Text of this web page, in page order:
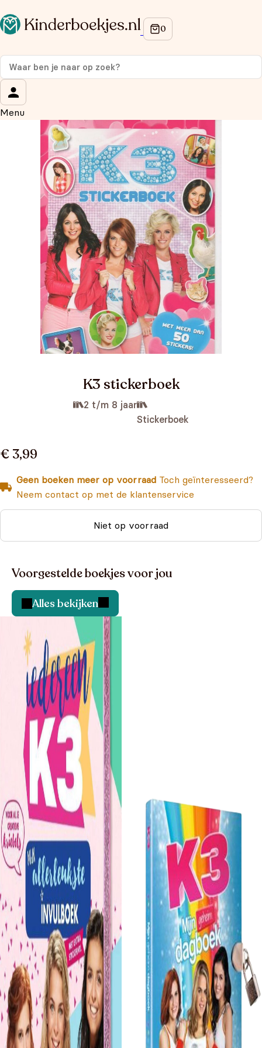
Menu
K3 stickerboek
2 t/m 8 jaar
Stickerboek
€ 3,99
Geen boeken meer op voorraad Toch geïnteresseerd?
Neem contact op met de klantenservice
Niet op voorraad
Voorgestelde boekjes voor jou
Alles bekijken
Op de hoogte blijven van onze acties?
Meld je aan voor onze nieuwsbrief en ontvang
je eerste aankoop!
Wat is je voornaam?
Wat is je e-mailadres?*
Aanmelden
We gebruiken je gegevens om contact op te nemen, in
overeenstemming met ons privacybeleid.